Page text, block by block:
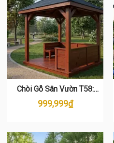
Chòi Gỗ Sân Vườn T58:
Không Gian Thư Giãn Sang
Trọng
999,999₫